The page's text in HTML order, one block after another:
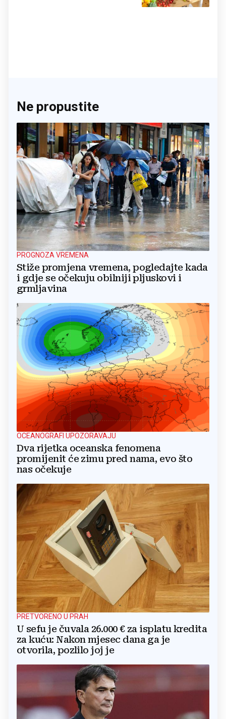
Ne propustite
PROGNOZA VREMENA
Stiže promjena vremena, pogledajte kada
i gdje se očekuju obilniji pljuskovi i
grmljavina
OCEANOGRAFI UPOZORAVAJU
Dva rijetka oceanska fenomena
promijenit će zimu pred nama, evo što
nas očekuje
PRETVORENO U PRAH
U sefu je čuvala 26.000 € za isplatu kredita
za kuću: Nakon mjesec dana ga je
otvorila, pozlilo joj je